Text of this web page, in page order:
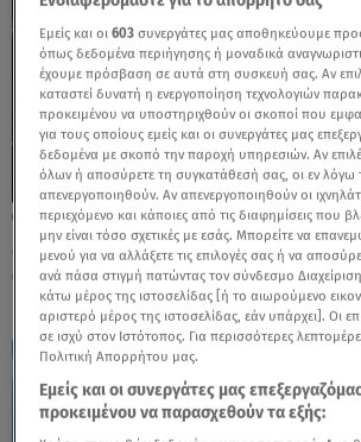
18.12.25, 11:44
Μαύρη σοκολάτα: Νέα έρευνα
ότι επιβραδύνει τη γήρανση
Εμείς και οι603 συνεργάτες μας αποθηκεύουμε
όπως δεδομένα περιήγησης ή μοναδικά
έχουμε πρόσβαση σε αυτά στη συσκευή σας. Αν
καταστεί δυνατή η ενεργοποίηση τεχνολογιών
προκειμένου να υποστηριχθούν οι σκοποί που
για τους οποίους εμείς και οι συνεργάτες μας
δεδομένα με σκοπό την παροχή υπηρεσιών. Αν
όλων ή αποσύρετε τη συγκατάθεσή σας, οι εν λόγω
απενεργοποιηθούν. Αν απενεργοποιηθούν οι
περιεχόμενο και κάποιες από τις διαφημίσεις που
μην είναι τόσο σχετικές με εσάς. Μπορείτε να
μενού για να αλλάξετε τις επιλογές σας ή να
ανά πάσα στιγμή πατώντας τον σύνδεσμο
κάτω μέρος της ιστοσελίδας [ή το αιωρούμενο
αριστερό μέρος της ιστοσελίδας, εάν υπάρχει]. Οι
σε ισχύ στον Ιστότοπος. Για περισσότερες
Πολιτική Απορρήτου μας.
Εμείς και οι συνεργάτες μας
προκειμένου να παρασχεθούν τα εξής: